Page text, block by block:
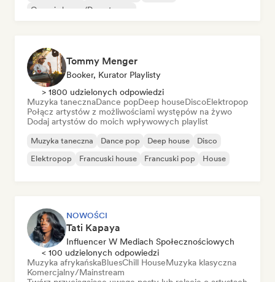
Organic house/Downtempo
Tommy Menger
Booker, Kurator Playlisty
> 1800 udzielonych odpowiedzi
Muzyka tanecznaDance popDeep houseDiscoElektropop
Połącz artystów z możliwościami występów na żywo
Dodaj artystów do moich wpływowych playlist
Muzyka taneczna Dance pop Deep house
Disco
Elektropop
Francuski house Francuski pop House
NOWOŚCI
Tati Kapaya
Influencer W Mediach Społecznościowych
< 100 udzielonych odpowiedzi
Muzyka afrykańskaBluesChill HouseMuzyka klasyczna
Komercjalny/Mainstream